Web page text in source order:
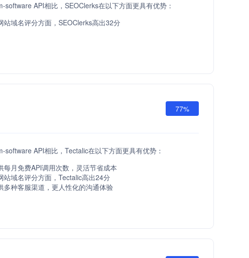
software API相比，SEOClerks在以下方面更具有优势：
站域名评分方面，SEOClerks高出32分
77%
software API相比，Tectalic在以下方面更具有优势：
每月免费API调用次数，灵活节省成本
站域名评分方面，Tectalic高出24分
多种客服渠道，更人性化的沟通体验